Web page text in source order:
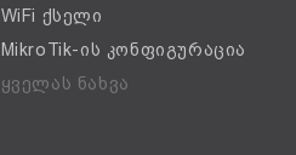
WiFi ქსელი
MikroTik-ის კონფიგურაცია
ყველას ნახვა